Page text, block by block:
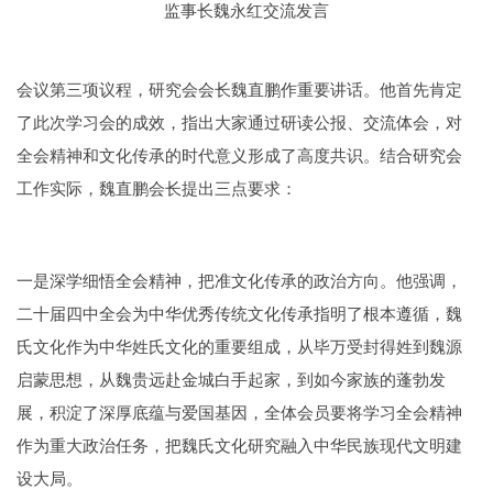
监事长魏永红交流发言
会议第三项议程，研究会会长魏直鹏作重要讲话。他首先肯定
了此次学习会的成效，指出大家通过研读公报、交流体会，对
全会精神和文化传承的时代意义形成了高度共识。结合研究会
工作实际，魏直鹏会长提出三点要求：
一是深学细悟全会精神，把准文化传承的政治方向。他强调，
二十届四中全会为中华优秀传统文化传承指明了根本遵循，魏
氏文化作为中华姓氏文化的重要组成，从毕万受封得姓到魏源
启蒙思想，从魏贵远赴金城白手起家，到如今家族的蓬勃发
展，积淀了深厚底蕴与爱国基因，全体会员要将学习全会精神
作为重大政治任务，把魏氏文化研究融入中华民族现代文明建
设大局。